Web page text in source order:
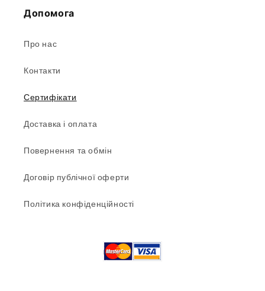
Допомога
Про нас
Контакти
Сертифікати
Доставка і оплата
Повернення та обмін
Договір публічної оферти
Політика конфіденційності